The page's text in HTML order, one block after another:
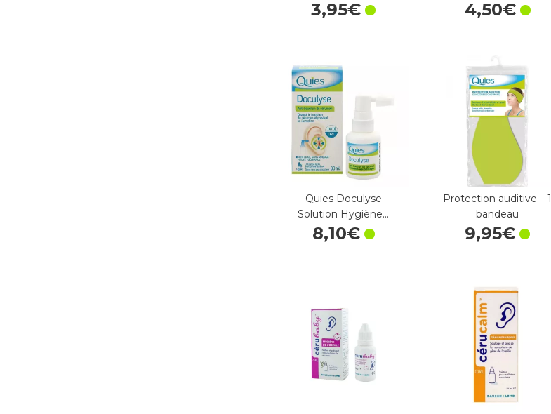
3,95€ 4,50€
Quies Doculyse
Solution Hygiène…
8,10€
Protection auditive – 1
bandeau
9,95€